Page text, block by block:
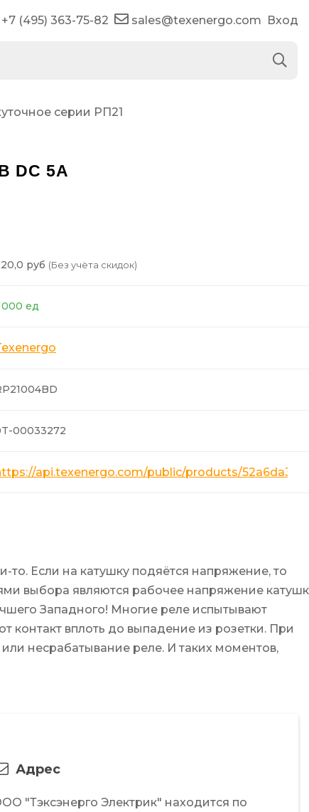
+7 (495) 363-75-82 sales@texenergo.com Вход
серии РП21
DC 5A
руб (Без учёта скидок)
000 ед
00033272
api.texenergo.com/public/products/
Если на катушку подяётся напряжение, то
выбора являются рабочее напряжение
Западного! Многие реле испытывают
контакт вплоть до выпадение из розетки. При
несрабатывание реле. И таких моментов,
Адрес
"Тэксэнерго Электрик" находится по